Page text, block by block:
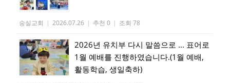
숭실교회 | 2026.07.26 | 추천 0 | 조회 78
2026년 유치부 다시 말씀으로 ... 표어로
1월 예배를 진행하였습니다.(1월 예배,
활동학습, 생일축하)